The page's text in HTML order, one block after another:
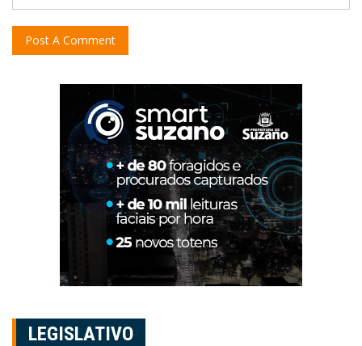
LEGISLATIVO